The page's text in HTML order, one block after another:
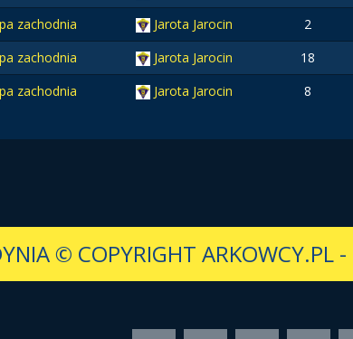
zachodnia Jarota Jarocin 2
zachodnia Jarota Jarocin 18
zachodnia Jarota Jarocin 8
© COPYRIGHT ARKOWCY.PL -